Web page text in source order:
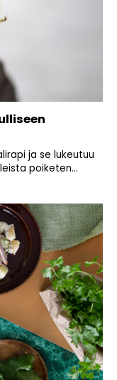
ja se lukeutuu
poiketen...